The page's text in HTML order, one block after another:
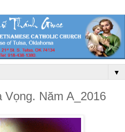
▼
Vọng. Năm A_2016